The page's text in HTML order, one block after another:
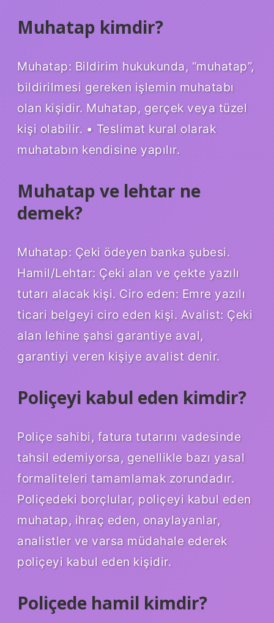
Muhatap kimdir?
Muhatap: Bildirim hukukunda, “muhatap”,
bildirilmesi gereken işlemin muhatabı
olan kişidir. Muhatap, gerçek veya tüzel
kişi olabilir. • Teslimat kural olarak
muhatabın kendisine yapılır.
Muhatap ve lehtar ne
demek?
Muhatap: Çeki ödeyen banka şubesi.
Hamil/Lehtar: Çeki alan ve çekte yazılı
tutarı alacak kişi. Ciro eden: Emre yazılı
ticari belgeyi ciro eden kişi. Avalist: Çeki
alan lehine şahsi garantiye aval,
garantiyi veren kişiye avalist denir.
Poliçeyi kabul eden kimdir?
Poliçe sahibi, fatura tutarını vadesinde
tahsil edemiyorsa, genellikle bazı yasal
formaliteleri tamamlamak zorundadır.
Poliçedeki borçlular, poliçeyi kabul eden
muhatap, ihraç eden, onaylayanlar,
analistler ve varsa müdahale ederek
poliçeyi kabul eden kişidir.
Poliçede hamil kimdir?